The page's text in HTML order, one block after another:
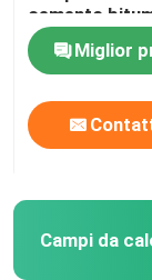
cemento
Miglior
Campi da